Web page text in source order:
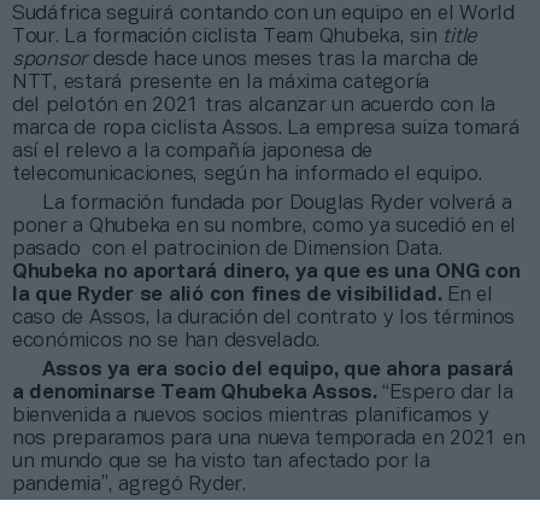
Sudáfrica seguirá contando con un equipo en el World
Tour. La formación ciclista Team Qhubeka, sin title
sponsor desde hace unos meses tras la marcha de
NTT, estará presente en la máxima categoría
del pelotón en 2021 tras alcanzar un acuerdo con la
marca de ropa ciclista Assos. La empresa suiza tomará
así el relevo a la compañía japonesa de
telecomunicaciones, según ha informado el equipo.
La formación fundada por Douglas Ryder volverá a
poner a Qhubeka en su nombre, como ya sucedió en el
pasado con el patrocinion de Dimension Data.
Qhubeka no aportará dinero, ya que es una ONG con
la que Ryder se alió con fines de visibilidad. En el
caso de Assos, la duración del contrato y los términos
económicos no se han desvelado.
Assos ya era socio del equipo, que ahora pasará
a denominarse Team Qhubeka Assos. “Espero dar la
bienvenida a nuevos socios mientras planificamos y
nos preparamos para una nueva temporada en 2021 en
un mundo que se ha visto tan afectado por la
pandemia”, agregó Ryder.